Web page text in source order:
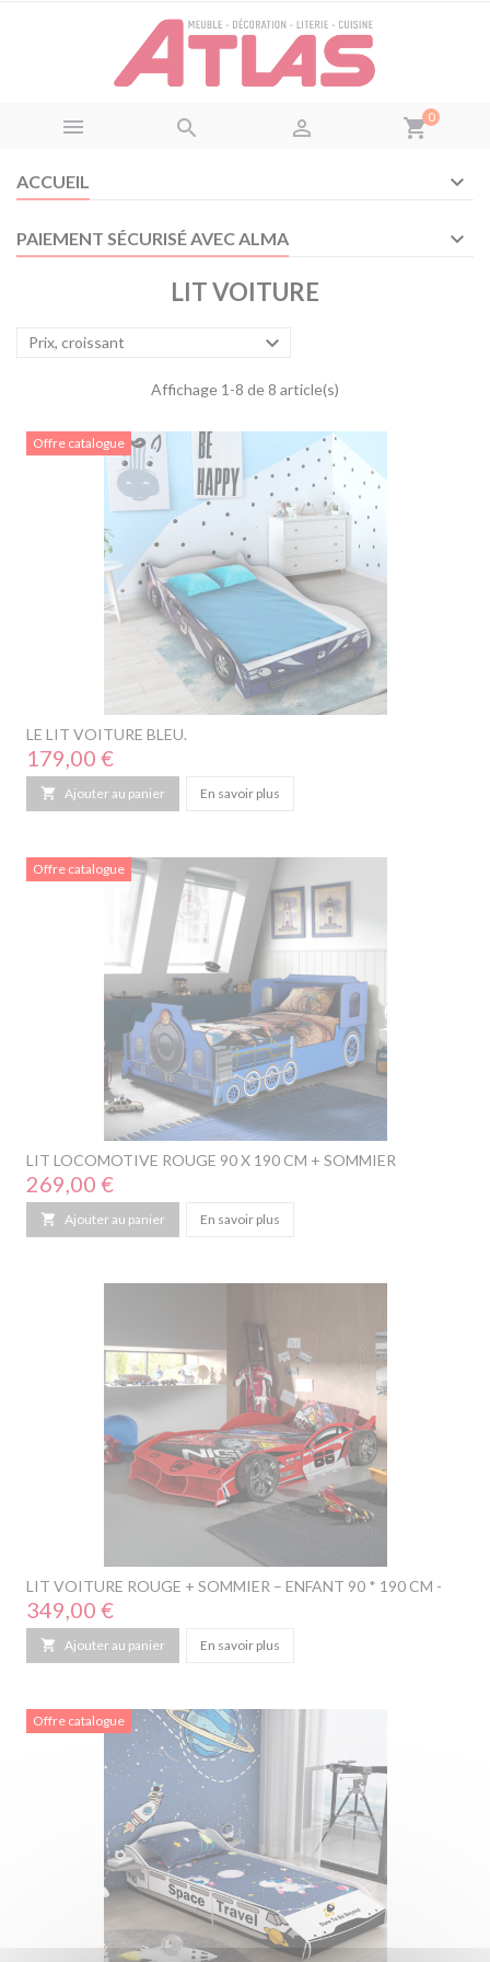
   shopping_cart0
ACCUEIL
PAIEMENT SÉCURISÉ AVEC ALMA
LIT VOITURE
Prix, croissant 
Affichage 1-8 de 8 article(s)
Offre catalogue
LE LIT VOITURE BLEU.
Prix
179,00 €
 Ajouter au panier En savoir plus
Offre catalogue
LIT LOCOMOTIVE ROUGE 90 X 190 CM + SOMMIER
Prix
269,00 €
 Ajouter au panier En savoir plus
LIT VOITURE ROUGE + SOMMIER – ENFANT 90 * 190 CM -
Prix
349,00 €
 Ajouter au panier En savoir plus
Offre catalogue